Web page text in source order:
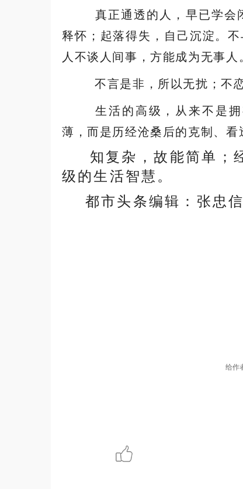
真正通透的人，早已学会
释怀；起落得失，自己沉淀。
人不谈人间事，方能成为无事人。
不言是非，所以无扰；不
生活的高级，从来不是
薄，而是历经沧桑后的克制、看
知复杂，故能简单；
级的生活智慧。
都市头条编辑：张忠信
给作